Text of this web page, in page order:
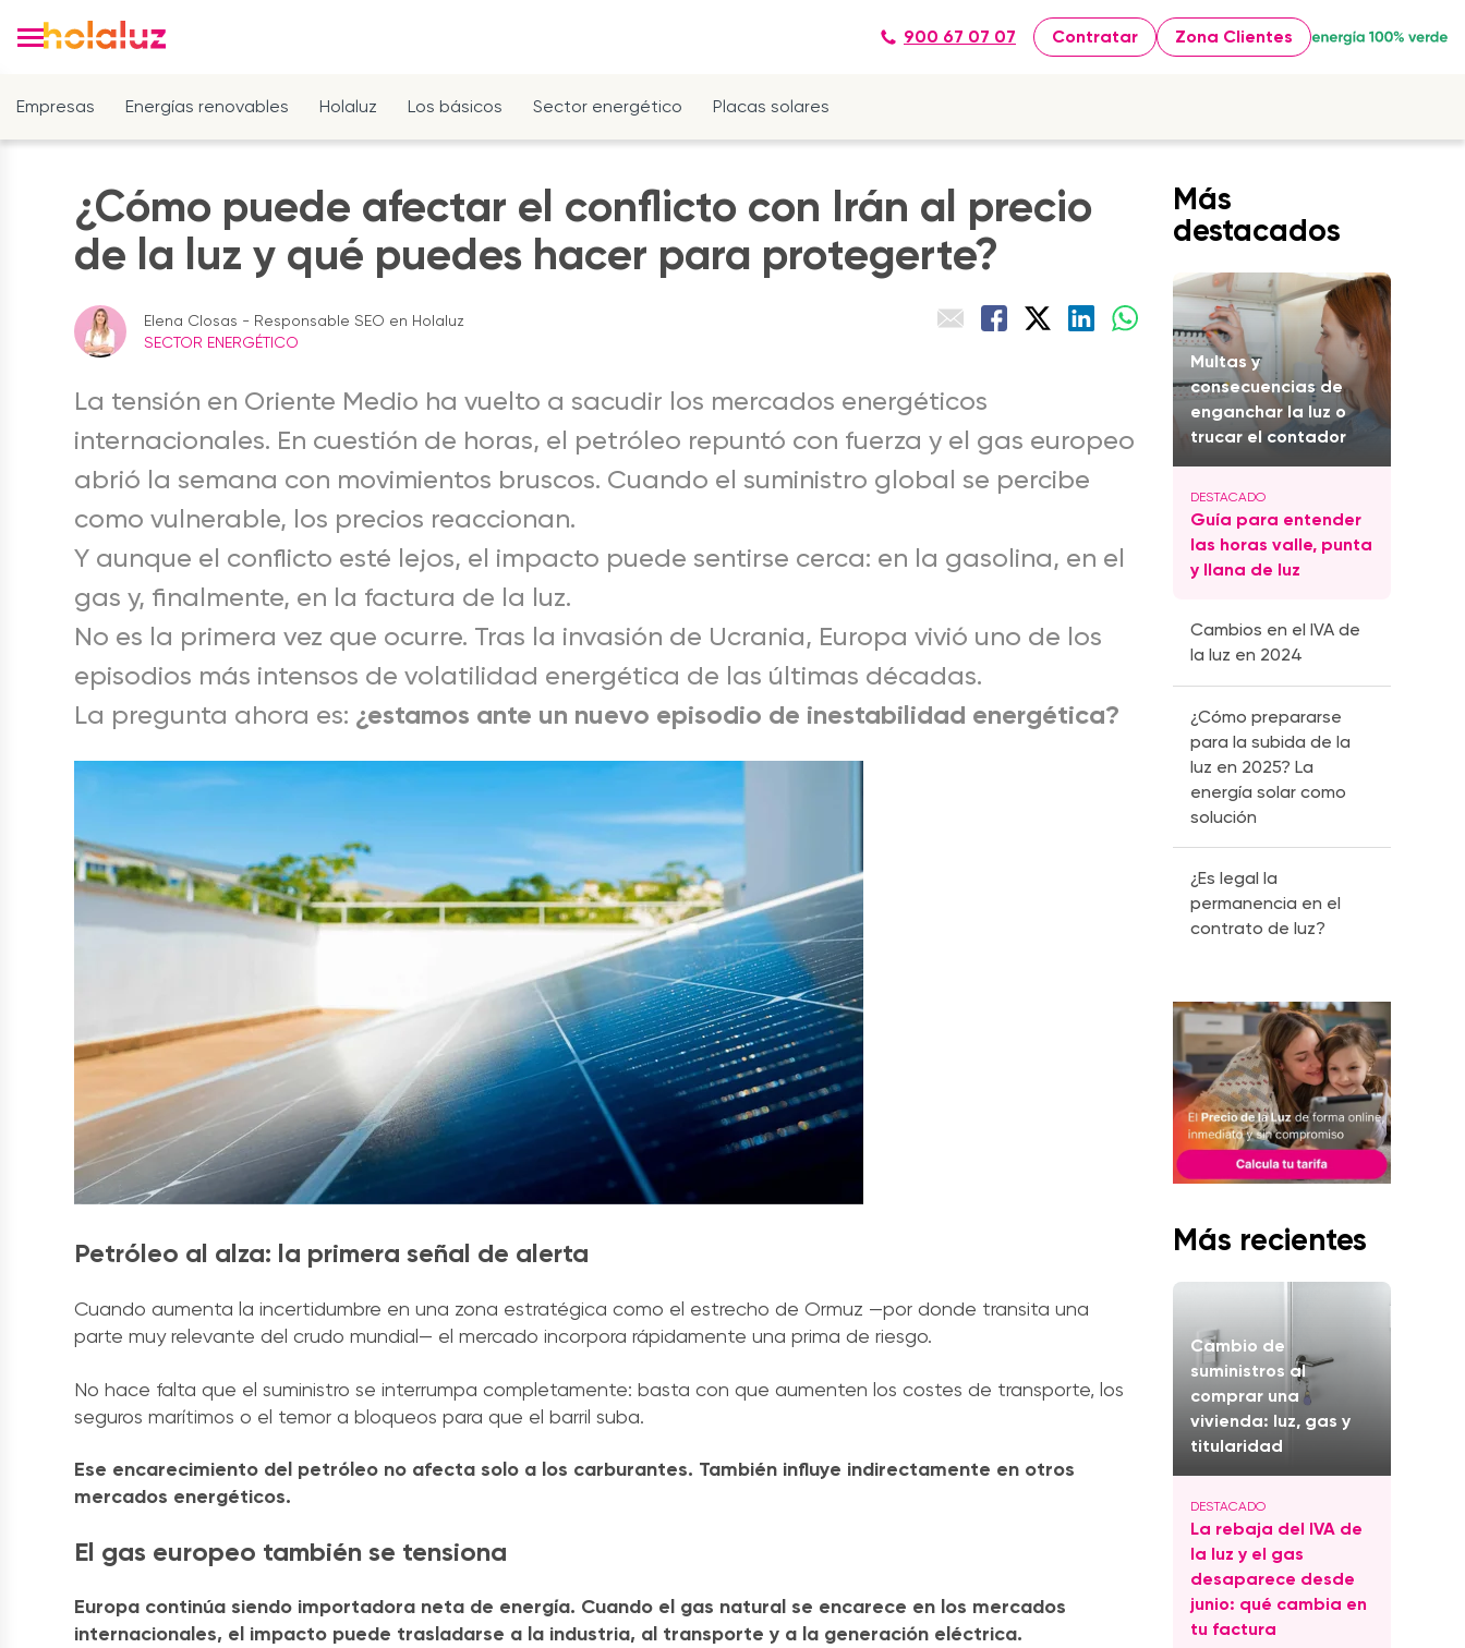
900 67 07 07 Contratar Zona Clientes
Empresas Energías renovables Holaluz Los básicos Sector energético Placas solares
¿Cómo puede afectar el conflicto con Irán al precio
de la luz y qué puedes hacer para protegerte?
Elena Closas - Responsable SEO en Holaluz
SECTOR ENERGÉTICO
La tensión en Oriente Medio ha vuelto a sacudir los mercados energéticos
internacionales. En cuestión de horas, el petróleo repuntó con fuerza y el gas europeo
abrió la semana con movimientos bruscos. Cuando el suministro global se percibe
como vulnerable, los precios reaccionan.
Y aunque el conflicto esté lejos, el impacto puede sentirse cerca: en la gasolina, en el
gas y, finalmente, en la factura de la luz.
No es la primera vez que ocurre. Tras la invasión de Ucrania, Europa vivió uno de los
episodios más intensos de volatilidad energética de las últimas décadas.
La pregunta ahora es: ¿estamos ante un nuevo episodio de inestabilidad energética?
Petróleo al alza: la primera señal de alerta
Cuando aumenta la incertidumbre en una zona estratégica como el estrecho de Ormuz —por donde transita una
parte muy relevante del crudo mundial— el mercado incorpora rápidamente una prima de riesgo.
No hace falta que el suministro se interrumpa completamente: basta con que aumenten los costes de transporte, los
seguros marítimos o el temor a bloqueos para que el barril suba.
Ese encarecimiento del petróleo no afecta solo a los carburantes. También influye indirectamente en otros
mercados energéticos.
El gas europeo también se tensiona
Europa continúa siendo importadora neta de energía. Cuando el gas natural se encarece en los mercados
internacionales, el impacto puede trasladarse a la industria, al transporte y a la generación eléctrica.
Más
destacados
Multas y
consecuencias de
enganchar la luz o
trucar el contador
Guía para entender
las horas valle, punta
y llana de luz
Cambios en el IVA de
la luz en 2024
¿Cómo prepararse
para la subida de la
luz en 2025? La
energía solar como
solución
¿Es legal la
permanencia en el
contrato de luz?
Más recientes
Cambio de
suministros al
comprar una
vivienda: luz, gas y
titularidad
La rebaja del IVA de
la luz y el gas
desaparece desde
junio: qué cambia en
tu factura